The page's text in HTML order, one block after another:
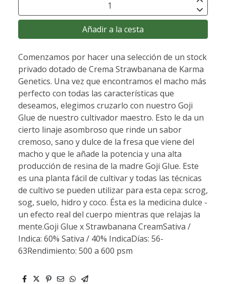
Añadir a la cesta
Comenzamos por hacer una selección de un stock
privado dotado de Crema Strawbanana de Karma
Genetics. Una vez que encontramos el macho más
perfecto con todas las características que
deseamos, elegimos cruzarlo con nuestro Goji
Glue de nuestro cultivador maestro. Esto le da un
cierto linaje asombroso que rinde un sabor
cremoso, sano y dulce de la fresa que viene del
macho y que le añade la potencia y una alta
producción de resina de la madre Goji Glue. Este
es una planta fácil de cultivar y todas las técnicas
de cultivo se pueden utilizar para esta cepa: scrog,
sog, suelo, hidro y coco. Ésta es la medicina dulce -
un efecto real del cuerpo mientras que relajas la
mente.Goji Glue x Strawbanana CreamSativa /
Indica: 60% Sativa / 40% IndicaDías: 56-
63Rendimiento: 500 a 600 psm